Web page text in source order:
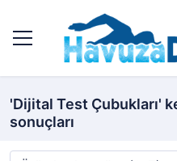
'Dijital Test Çubukları'
sonuçları